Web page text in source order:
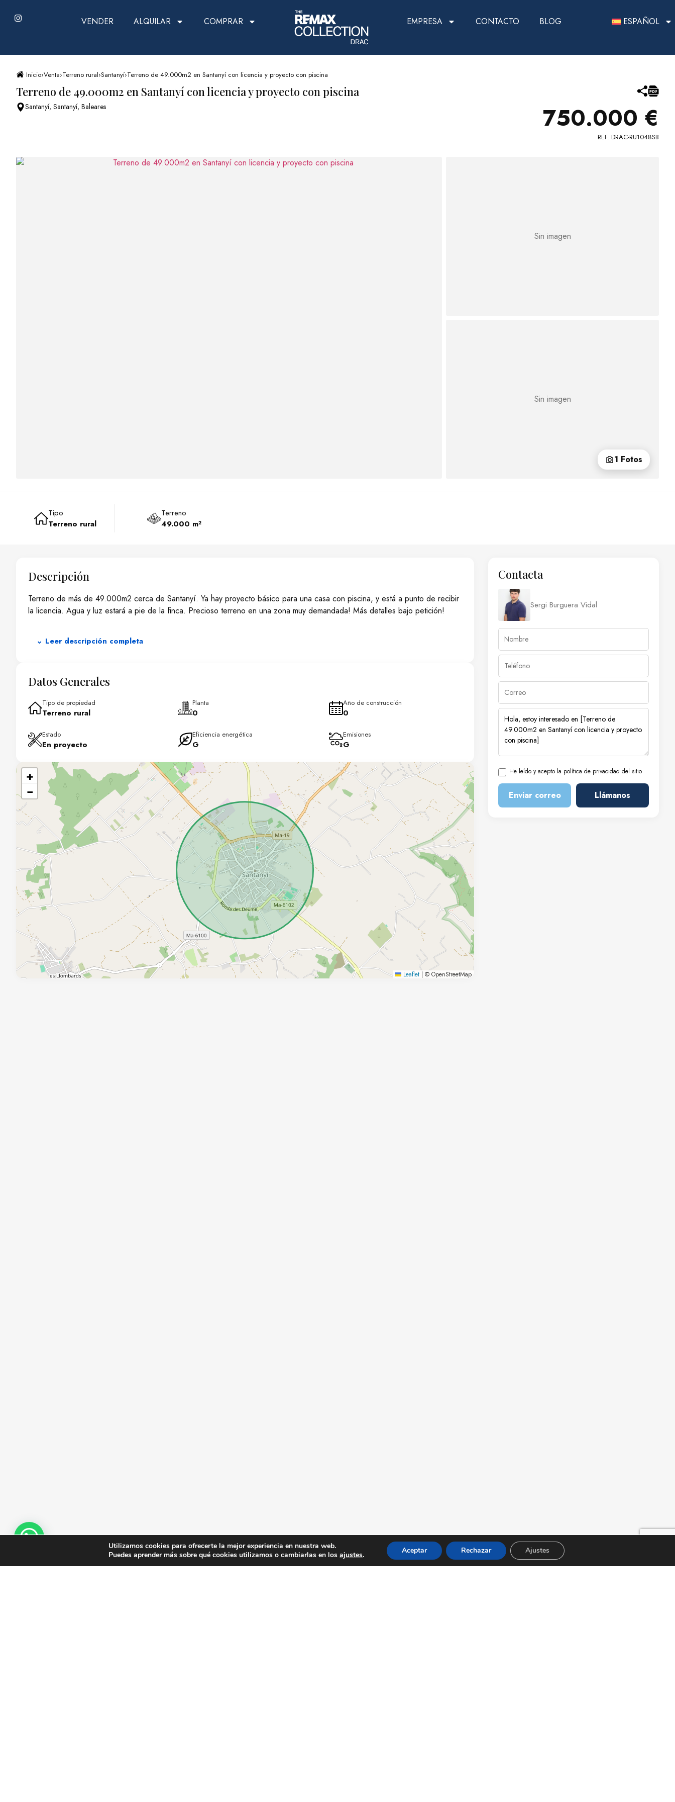
VENDER ALQUILAR COMPRAR EMPRESA CONTACTO BLOG ESPAÑOL
Inicio›Venta›Terreno rural›Santanyí›Terreno de 49.000m2 en Santanyí con licencia y proyecto con piscina
Terreno de 49.000m2 en Santanyí con licencia y proyecto con piscina
Santanyí, Santanyí, Baleares 750.000 €
REF. DRAC-RU1048SB
Sin imagen
Sin imagen
1 Fotos
Tipo
Terreno rural
Terreno
49.000 m²
Descripción
Terreno de más de 49.000m2 cerca de Santanyí. Ya hay proyecto básico para una casa con piscina, y está a punto de recibir
la licencia. Agua y luz estará a pie de la finca. Precioso terreno en una zona muy demandada! Más detalles bajo petición!
⌄ Leer descripción completa
Datos Generales
Tipo de propiedad
Terreno rural
Planta
0
Año de construcción
0
Estado
En proyecto
Eficiencia energética
G
Emisiones
G
+
−
Leaflet | © OpenStreetMap
Contacta
Sergi Burguera Vidal
He leído y acepto la política de privacidad del sitio
Enviar correo Llámanos
Utilizamos cookies para ofrecerte la mejor experiencia en nuestra web.
Puedes aprender más sobre qué cookies utilizamos o cambiarlas en losajustes. Aceptar Rechazar Ajustes